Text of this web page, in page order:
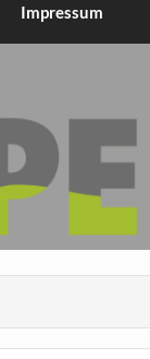
Impressum